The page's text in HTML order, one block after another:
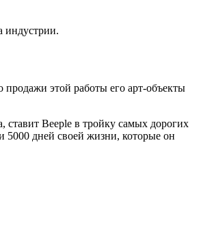
индустрии.
этой работы его арт-объекты
Beeple в тройку самых дорогих
5000 дней своей жизни, которые он